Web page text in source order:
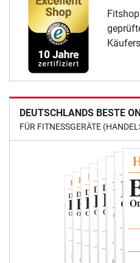
DEUTSCHLANDS BESTE
FÜR FITNESSGERÄTE